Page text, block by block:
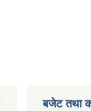
बजेट तथा